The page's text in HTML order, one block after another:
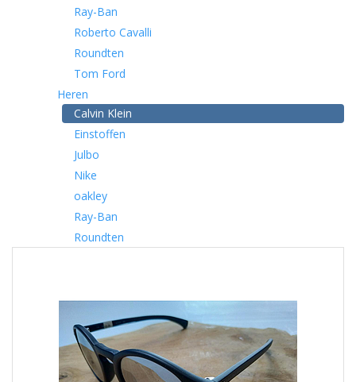
Ray-Ban
Roberto Cavalli
Roundten
Tom Ford
Heren
Calvin Klein
Einstoffen
Julbo
Nike
oakley
Ray-Ban
Roundten